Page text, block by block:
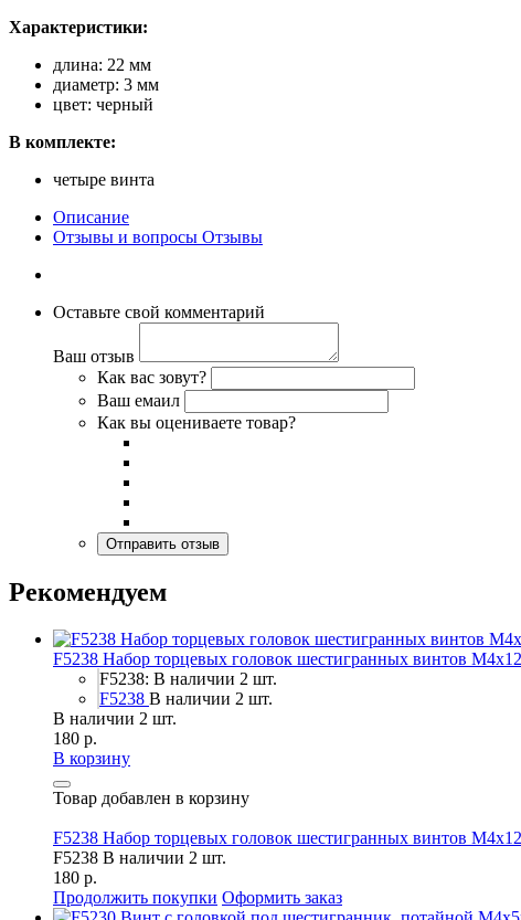
Характеристики:
длина: 22 мм
диаметр: 3 мм
цвет: черный
В комплекте:
четыре винта
Описание
Отзывы и вопросы Отзывы
Оставьте свой комментарий
Ваш отзыв
Как вас зовут?
Ваш емаил
Как вы оцениваете товар?
Рекомендуем
F5238 Набор торцевых головок шестигранных винтов
F5238: В наличии 2 шт.
F5238 В наличии 2 шт.
В наличии 2 шт.
180 р.
В корзину
Товар добавлен в корзину
F5238 Набор торцевых головок шестигранных винтов
F5238 В наличии 2 шт.
180 р.
Продолжить покупки Оформить заказ